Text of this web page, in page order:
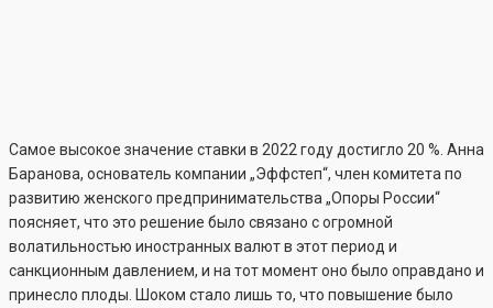
Самое высокое значение ставки в 2022 году достигло 20 %. Анна
Баранова, основатель компании „Эффстеп“, член комитета по
развитию женского предпринимательства „Опоры России“
поясняет, что это решение было связано с огромной
волатильностью иностранных валют в этот период и
санкционным давлением, и на тот момент оно было оправдано и
принесло плоды. Шоком стало лишь то, что повышение было